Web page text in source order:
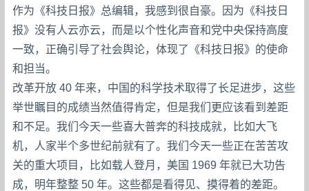
作为《科技日报》总编辑，我感到很自豪。因为《科技日
报》没有人云亦云，而是以个性化声音和党中央保持高度
一致，正确引导了社会舆论，体现了《科技日报》的使命
和担当。
改革开放 40 年来，中国的科学技术取得了长足进步，这些
举世瞩目的成绩当然值得肯定，但是我们更应该看到差距
和不足。我们今天一些喜大普奔的科技成就，比如大飞
机，人家半个多世纪前就有了。我们今天一些正在苦苦攻
关的重大项目，比如载人登月，美国 1969 年就已大功告
成，明年整整 50 年。这些都是看得见、摸得着的差距。